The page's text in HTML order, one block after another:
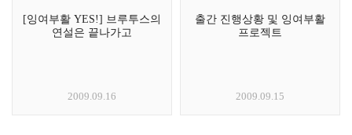
[잉여부활 YES!] 브루투스의
연설은 끝나가고
2009.09.16
출간 진행상황 및 잉여부활
프로젝트
2009.09.15